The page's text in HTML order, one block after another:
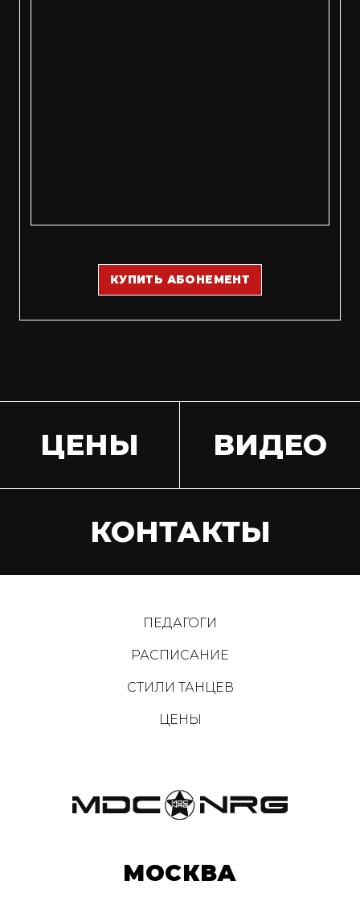
КУПИТЬ АБОНЕМЕНТ
ЦЕНЫ ВИДЕО
КОНТАКТЫ
ПЕДАГОГИ
РАСПИСАНИЕ
СТИЛИ ТАНЦЕВ
ЦЕНЫ
МОСКВА